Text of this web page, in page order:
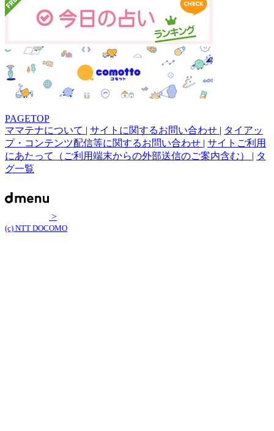
PAGETOP
ママテナについて | サイトに関するお問い合わせ | タイアッ
プ・コンテンツ配信等に関するお問い合わせ | サイトご利用
にあたって（ご利用端末からの外部送信のご案内含む） | タ
グ一覧
>
(c) NTT DOCOMO